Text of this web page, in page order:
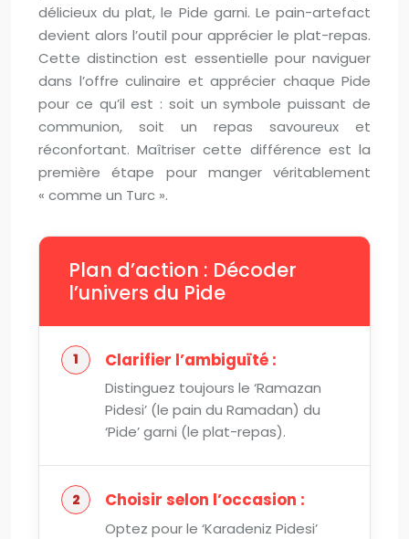
délicieux du plat, le Pide garni. Le pain-artefact
devient alors l’outil pour apprécier le plat-repas.
Cette distinction est essentielle pour naviguer
dans l’offre culinaire et apprécier chaque Pide
pour ce qu’il est : soit un symbole puissant de
communion, soit un repas savoureux et
réconfortant. Maîtriser cette différence est la
première étape pour manger véritablement
« comme un Turc ».
Plan d’action : Décoder
l’univers du Pide
Clarifier l’ambiguïté :
Distinguez toujours le ‘Ramazan
Pidesi’ (le pain du Ramadan) du
‘Pide’ garni (le plat-repas).
Choisir selon l’occasion :
Optez pour le ‘Karadeniz Pidesi’